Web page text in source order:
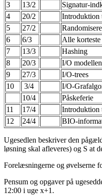
3
13/2 Signatur-
4
20/2 Introduktion
5
27/2
6
6/3 Alle
7
13/3 Hashing
8
20/3 I/O modellen
9
27/3 I/O-trees
10
3/4 I/O-
10/4
Påskeferie
11
17/4
12
24/4 BIO-
Ugesedlen beskriver den
løsning skal afleveres) og S at
Forelæsningerne og øvelserne
Pensum og opgaver på
12:00 i uge x+1.